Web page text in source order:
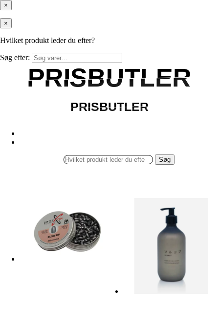
×
×
Hvilket produkt leder du efter?
Søg efter:
PRISBUTLER
PRISBUTLER
PRISBUTLER
PRISBUTLER
Søg